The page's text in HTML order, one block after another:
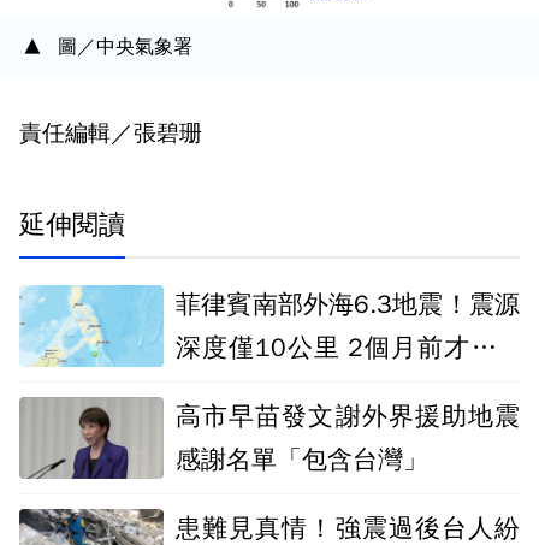
圖／中央氣象署
責任編輯／張碧珊
延伸閱讀
菲律賓南部外海6.3地震！震源
深度僅10公里 2個月前才爆7.
高市早苗發文謝外界援助地震
感謝名單「包含台灣」
患難見真情！強震過後台人紛